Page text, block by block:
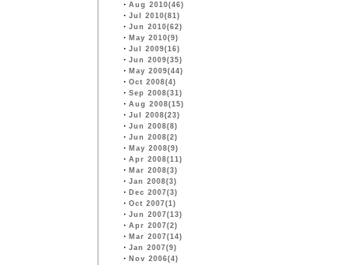
・ Aug 2010(46)
・ Jul 2010(81)
・ Jun 2010(62)
・ May 2010(9)
・ Jul 2009(16)
・ Jun 2009(35)
・ May 2009(44)
・ Oct 2008(4)
・ Sep 2008(31)
・ Aug 2008(15)
・ Jul 2008(23)
・ Jun 2008(8)
・ Jun 2008(2)
・ May 2008(9)
・ Apr 2008(11)
・ Mar 2008(3)
・ Jan 2008(3)
・ Dec 2007(3)
・ Oct 2007(1)
・ Jun 2007(13)
・ Apr 2007(2)
・ Mar 2007(14)
・ Jan 2007(9)
・ Nov 2006(4)